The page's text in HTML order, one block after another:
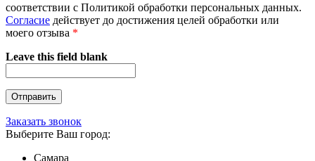
соответствии с Политикой обработки персональных данных.
Согласие действует до достижения целей обработки или
моего отзыва *
Leave this field blank
Заказать звонок
Выберите Ваш город:
Самара